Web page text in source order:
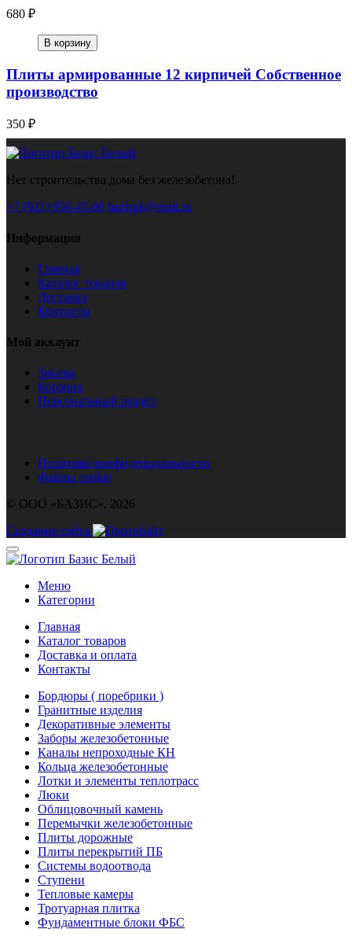
680 ₽
В корзину
Плиты армированные 12 кирпичей Собственное
производство
350 ₽
Нет строительства дома без железобетона!
+7 (921) 956-45-06 bazispk@mail.ru
Информация
Главная
Каталог товаров
Доставка
Контакты
Мой аккаунт
Заказы
Корзина
Персональный раздел
Политика конфиденциальности
Файлы cookie
© ООО «БАЗИС», 2026
Создание сайта
Меню
Категории
Главная
Каталог товаров
Доставка и оплата
Контакты
Бордюры ( поребрики )
Гранитные изделия
Декоративные элементы
Заборы железобетонные
Каналы непроходные КН
Кольца железобетонные
Лотки и элементы теплотрасс
Люки
Облицовочный камень
Перемычки железобетонные
Плиты дорожные
Плиты перекрытий ПБ
Системы водоотвода
Ступени
Тепловые камеры
Тротуарная плитка
Фундаментные блоки ФБС